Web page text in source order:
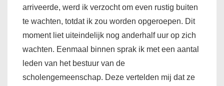
arriveerde, werd ik verzocht om even rustig buiten
te wachten, totdat ik zou worden opgeroepen. Dit
moment liet uiteindelijk nog anderhalf uur op zich
wachten. Eenmaal binnen sprak ik met een aantal
leden van het bestuur van de
scholengemeenschap. Deze vertelden mij dat ze